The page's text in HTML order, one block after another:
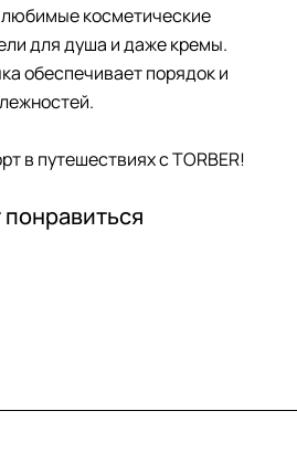
косметические
для душа и даже кремы.
обеспечивает порядок и
в путешествиях с TORBER!